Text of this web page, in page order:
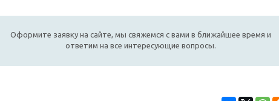
Оформите заявку на сайте, мы свяжемся с вами в ближайшее время и
ответим на все интересующие вопросы.